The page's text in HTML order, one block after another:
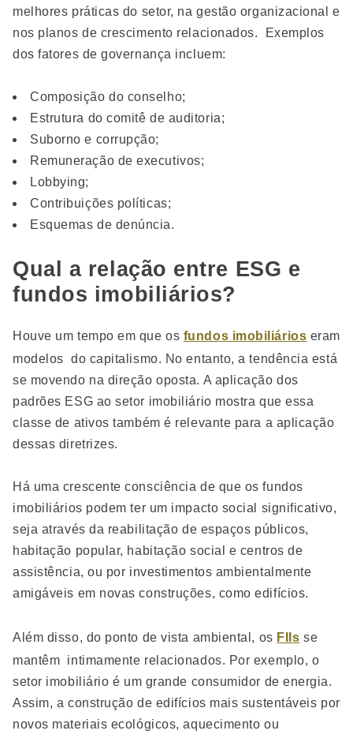
melhores práticas do setor, na gestão organizacional e
nos planos de crescimento relacionados. Exemplos
dos fatores de governança incluem:
Composição do conselho;
Estrutura do comitê de auditoria;
Suborno e corrupção;
Remuneração de executivos;
Lobbying;
Contribuições políticas;
Esquemas de denúncia.
Qual a relação entre ESG e
fundos imobiliários?
Houve um tempo em que os fundos imobiliários eram
modelos do capitalismo. No entanto, a tendência está
se movendo na direção oposta. A aplicação dos
padrões ESG ao setor imobiliário mostra que essa
classe de ativos também é relevante para a aplicação
dessas diretrizes.
Há uma crescente consciência de que os fundos
imobiliários podem ter um impacto social significativo,
seja através da reabilitação de espaços públicos,
habitação popular, habitação social e centros de
assistência, ou por investimentos ambientalmente
amigáveis ​​em novas construções, como edifícios.
Além disso, do ponto de vista ambiental, os FIIs se
mantêm intimamente relacionados. Por exemplo, o
setor imobiliário é um grande consumidor de energia.
Assim, a construção de edifícios mais sustentáveis por
novos materiais ecológicos, aquecimento ou